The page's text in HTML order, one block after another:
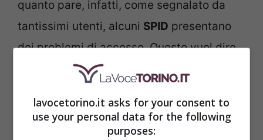
quanto pare, infatti, come segnalato da
tantissimi utenti, alcuni SPID presentano
dei problemi di accesso. Questo vuol dire
che chi li ha non può avere accesso ai 500
percorsi di formazioneo per idispositivi
a supporto del loro lavoro.
lavocetorino.it asks for your consent to
use your personal data for the following
purposes: